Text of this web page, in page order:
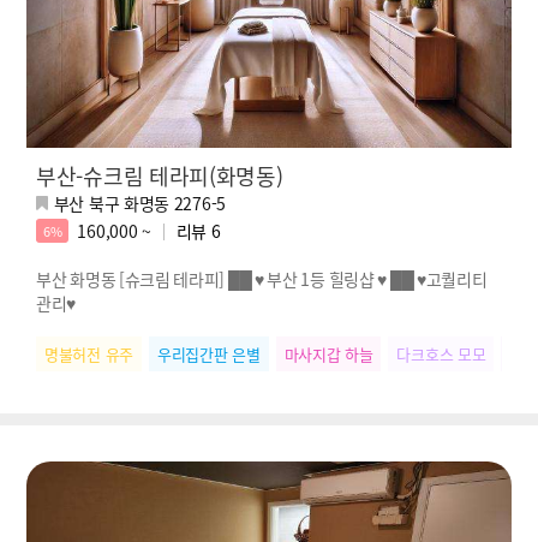
부산-슈크림 테라피(화명동)
부산 북구 화명동 2276-5
6% 160,000 ~ 리뷰 6
부산 화명동 [슈크림 테라피] ██ ♥ 부산 1등 힐링샵 ♥ ██ ♥고퀄리티
관리♥
명불허전 유주 우리집간판 은별 마사지갑 하늘 다크호스 모모